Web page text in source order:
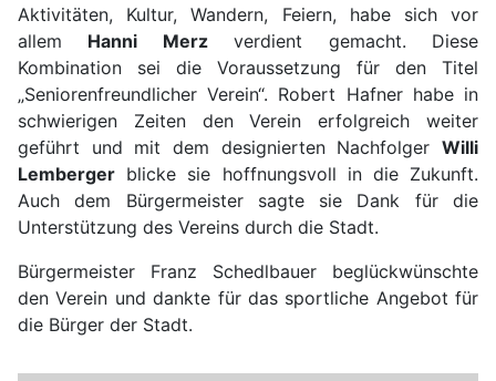
Aktivitäten, Kultur, Wandern, Feiern, habe sich vor
allem Hanni Merzverdient gemacht. Diese
Kombination sei die Voraussetzung für den Titel
„Seniorenfreundlicher Verein“. Robert Hafner habe in
schwierigen Zeiten den Verein erfolgreich weiter
geführt und mit dem designierten Nachfolger Willi
Lemberger blicke sie hoffnungsvoll in die Zukunft.
Auch dem Bürgermeister sagte sie Dank für die
Unterstützung des Vereins durch die Stadt.
Bürgermeister Franz Schedlbauer beglückwünschte
den Verein und dankte für das sportliche Angebot für
die Bürger der Stadt.